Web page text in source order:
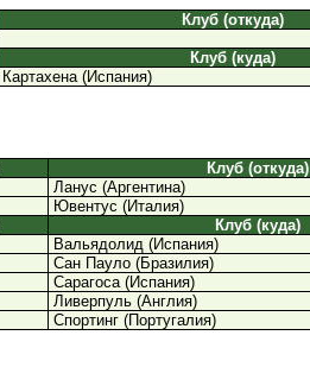
Клуб (откуда)
Клуб (куда)
Картахена (Испания)
Клуб (откуда)
Ланус (Аргентина)
Ювентус (Италия)
Клуб (куда)
Вальядолид (Испания)
Сан Пауло (Бразилия)
Сарагоса (Испания)
Ливерпуль (Англия)
Спортинг (Португалия)